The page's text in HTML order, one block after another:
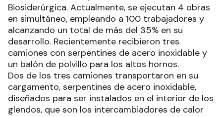
Biosiderúrgica. Actualmente, se ejecutan 4 obras
en simultáneo, empleando a 100 trabajadores y
alcanzando un total de más del 35% en su
desarrollo. Recientemente recibieron tres
camiones con serpentines de acero inoxidable y
un balón de polvillo para los altos hornos.
Dos de los tres camiones transportaron en su
cargamento, serpentines de acero inoxidable,
diseñados para ser instalados en el interior de los
glendos, que son los intercambiadores de calor